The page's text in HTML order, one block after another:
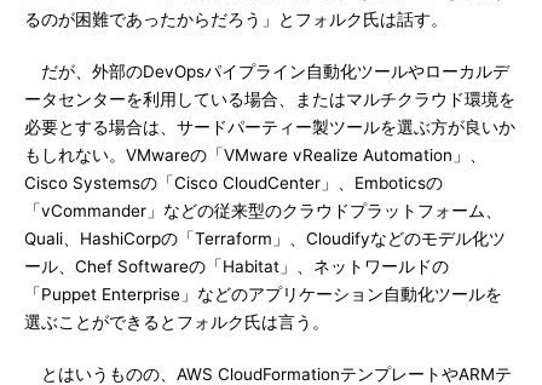
るのが困難であったからだろう」とフォルク氏は話す。
だが、外部のDevOpsパイプライン自動化ツールやローカルデ
ータセンターを利用している場合、またはマルチクラウド環境を
必要とする場合は、サードパーティー製ツールを選ぶ方が良いか
もしれない。VMwareの「VMware vRealize Automation」、
Cisco Systemsの「Cisco CloudCenter」、Emboticsの
「vCommander」などの従来型のクラウドプラットフォーム、
Quali、HashiCorpの「Terraform」、Cloudifyなどのモデル化ツ
ール、Chef Softwareの「Habitat」、ネットワールドの
「Puppet Enterprise」などのアプリケーション自動化ツールを
選ぶことができるとフォルク氏は言う。
とはいうものの、AWS CloudFormationテンプレートやARMテ